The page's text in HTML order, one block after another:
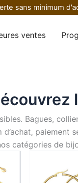
sans minimum
ventes
Bagues,
paiement
catégories de